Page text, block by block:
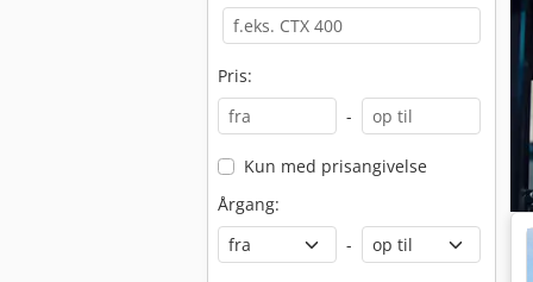
Pris:
-
Kun med prisangivelse
Årgang:
-